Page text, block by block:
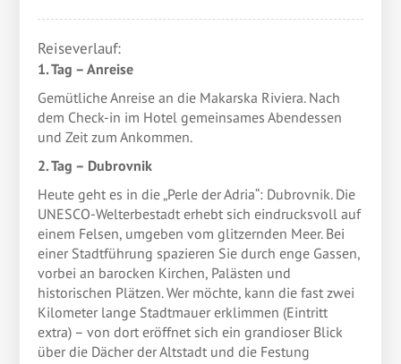
Reiseverlauf:
1. Tag – Anreise
Gemütliche Anreise an die Makarska Riviera. Nach
dem Check-in im Hotel gemeinsames Abendessen
und Zeit zum Ankommen.
2. Tag – Dubrovnik
Heute geht es in die „Perle der Adria“: Dubrovnik. Die
UNESCO-Welterbestadt erhebt sich eindrucksvoll auf
einem Felsen, umgeben vom glitzernden Meer. Bei
einer Stadtführung spazieren Sie durch enge Gassen,
vorbei an barocken Kirchen, Palästen und
historischen Plätzen. Wer möchte, kann die fast zwei
Kilometer lange Stadtmauer erklimmen (Eintritt
extra) – von dort eröffnet sich ein grandioser Blick
über die Dächer der Altstadt und die Festung